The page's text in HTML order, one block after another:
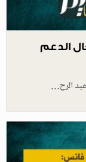
الدعم
الرح…